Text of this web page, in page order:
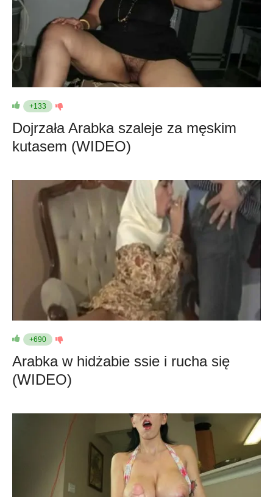
+133
Dojrzała Arabka szaleje za męskim
kutasem (WIDEO)
+690
Arabka w hidżabie ssie i rucha się
(WIDEO)